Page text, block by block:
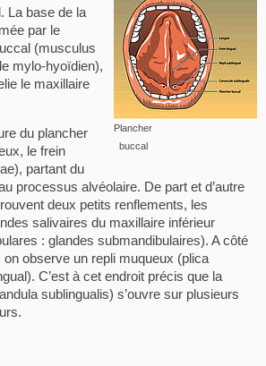
Plancher
buccal
La base de la
par le
(musculus
mylo-hyoïdien),
le maxillaire
du plancher
le frein
partant du
processus alvéolaire. De part et d’autre
deux petits renflements, les
salivaires du maxillaire inférieur
: glandes submandibulaires). A côté
observe un repli muqueux (plica
C’est à cet endroit précis que la
sublingualis) s’ouvre sur plusieurs